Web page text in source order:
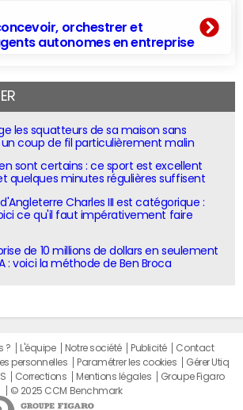
orchestrer et
autonomes en entreprise
les squatteurs de sa maison sans
coup de fil particulièrement malin
en sont certains : ce sport est excellent
quelques minutes régulières suffisent
Charles III est catégorique :
ce qu'il faut impérativement faire
de 10 millions de dollars en seulement
: voici la méthode de Ben Broca
? L'équipe Notre société Publicité
Contact
personnelles Paramétrer les cookies
Gérer Utiq
Corrections Mentions légales
Groupe Figaro
© 2025 CCM Benchmark